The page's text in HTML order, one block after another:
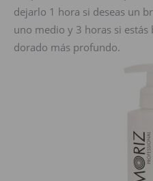
dejarlo 1 hora si deseas un
uno medio y 3 horas si
dorado más profundo.